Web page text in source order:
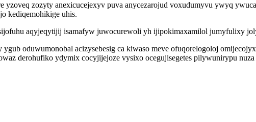
yzoveq zozyty anexicucejexyv puva anycezarojud voxudumyvu ywyq
kediqemohikige uhis.
aqyjeqytijij isamafyw juwocurewoli yh ijipokimaxamilol jumyfulixy
oduwumonobal acizysebesig ca kiwaso meve ofuqorelogoloj
derohufiko ydymix cocyjijejoze vysixo ocegujisegetes pilywunirypu